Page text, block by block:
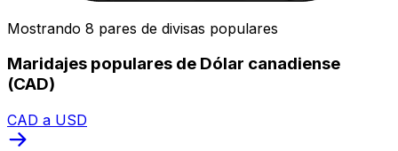
Mostrando 8 pares de divisas populares
Maridajes populares de Dólar canadiense
(CAD)
CAD a USD